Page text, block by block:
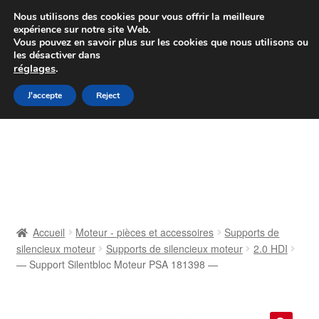
Colissimo livraison à partir de 7 EUR
Du lundi au vendredi de 9 h à 16 h
Aller
à
Aller
au
Contact
Accueil Moteur - pièces et accessoires
Supports de
silencieux moteur
Supports de silencieux moteur
2.0 HDI
— Support Silentbloc Moteur PSA 181398 —
Nous utilisons des cookies pour vous offrir la meilleure
expérience sur notre site Web.
Vous pouvez en savoir plus sur les cookies que nous utilisons ou
les désactiver dans
réglages.
J'accepte Reject